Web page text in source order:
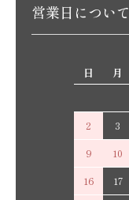
営業日について
日
月
2
3
9
10
16
17